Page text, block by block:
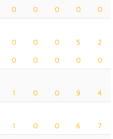
0 0 0 0 0
0 0 0 5 2
0 0 0 0 0
1 0 0 9 4
1 0 0 6 7